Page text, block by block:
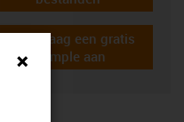
igus-icon-gratismuster
Vraag een gratis
sample aan